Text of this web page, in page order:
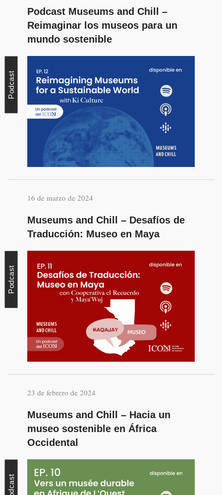
Podcast Museums and Chill –
Reimaginar los museos para un
mundo sostenible
Podcast
16 de marzo de 2024
Museums and Chill – Desafíos de
Traducción: Museo en Maya
Podcast
23 de febrero de 2024
Museums and Chill – Hacia un
museo sostenible en África
Occidental
Podcast